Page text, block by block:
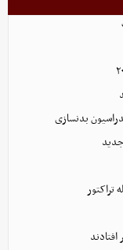
بدنسازی
تراکتور